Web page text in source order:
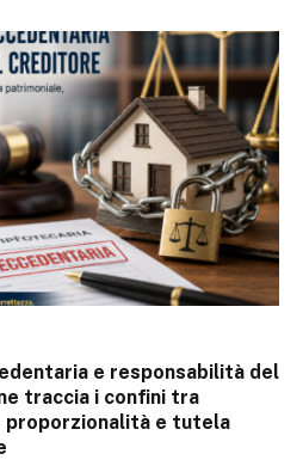
e responsabilità del
traccia i confini tra
proporzionalità e tutela